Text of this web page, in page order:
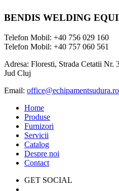
BENDIS WELDING
Telefon Mobil: +40 756 029 160
Telefon Mobil: +40 757 060 561
Adresa: Floresti, Strada Cetatii Nr.
Jud Cluj
Email: office@echipamentsudura.ro
Home
Produse
Furnizori
Servicii
Catalog
Despre noi
Contact
GET SOCIAL